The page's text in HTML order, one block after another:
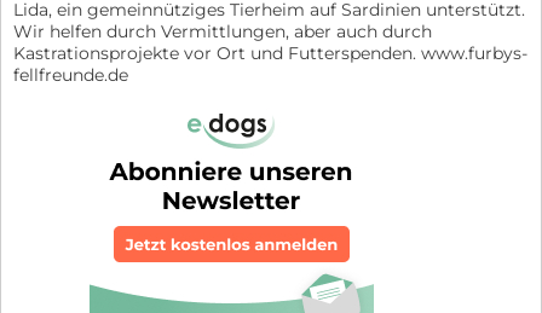
Lida, ein gemeinnütziges Tierheim auf Sardinien unterstützt.
Wir helfen durch Vermittlungen, aber auch durch
Kastrationsprojekte vor Ort und Futterspenden. www.furbys-
fellfreunde.de